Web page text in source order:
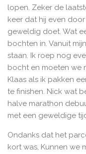
lopen. Zeker de
keer dat hij even
geweldig doet. Wat
bochten in. Vanuit
staan. Ik roep nog
bocht en moeten we
Klaas als ik pakken
te finishen. Nick wat
halve marathon
met een geweldige
Ondanks dat het
kort was, Kunnen we